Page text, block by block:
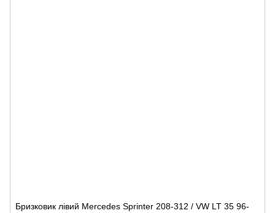
Бризковик лівий Mercedes Sprinter 208-312 / VW LT 35 96-